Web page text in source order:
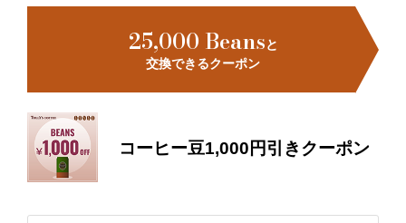
25,000 Beansと
交換できるクーポン
コーヒー豆1,000円引きクーポン